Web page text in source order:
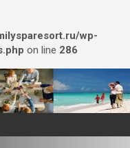
wp-
on line 286